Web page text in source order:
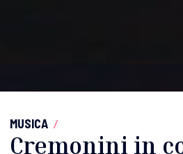
MUSICA /
Cremonini in